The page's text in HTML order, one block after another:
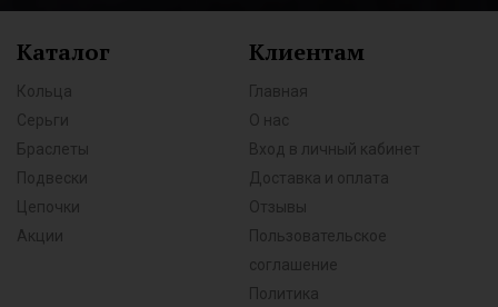
Каталог
Кольца
Серьги
Браслеты
Подвески
Цепочки
Акции
Клиентам
Главная
О нас
Вход в личный кабинет
Доставка и оплата
Отзывы
Пользовательское
соглашение
Политика